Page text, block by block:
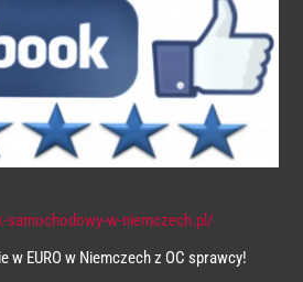
samochodowy-w-niemczech.pl/
w EURO w Niemczech z OC sprawcy!